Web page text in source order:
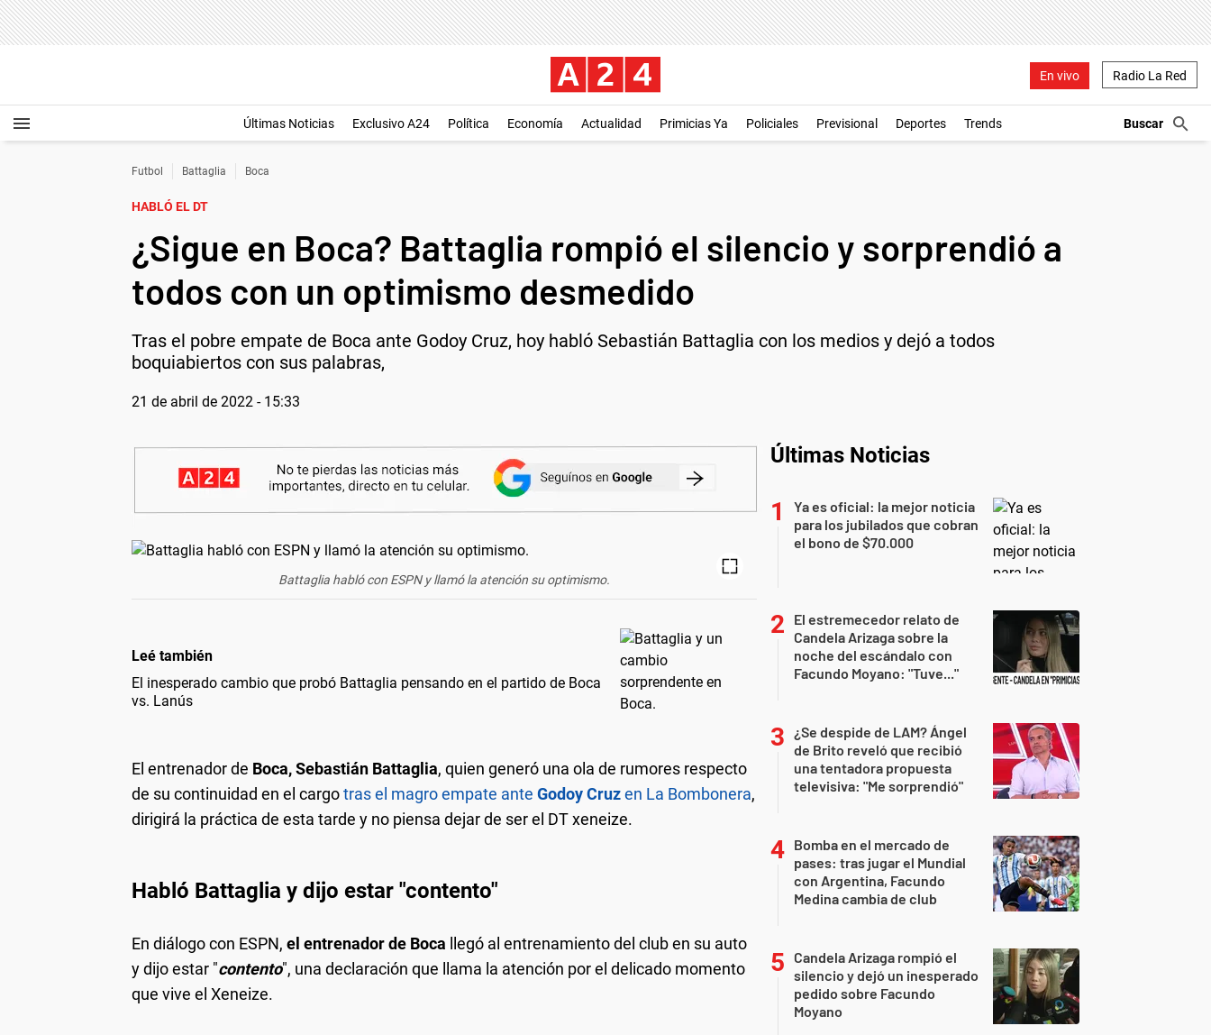
En vivo Radio La Red
Últimas Noticias Exclusivo A24 Política Economía Actualidad Primicias Ya Policiales Previsional Deportes Trends
Futbol Battaglia Boca
HABLÓ EL DT
¿Sigue en Boca? Battaglia rompió el silencio y sorprendió a
todos con un optimismo desmedido
Tras el pobre empate de Boca ante Godoy Cruz, hoy habló Sebastián Battaglia con los medios y dejó a todos
boquiabiertos con sus palabras,
21 de abril de 2022 - 15:33
Battaglia habló con ESPN y llamó la atención su optimismo.
Leé también
El inesperado cambio que probó Battaglia pensando en el partido de Boca
vs. Lanús
El entrenador de Boca, Sebastián Battaglia, quien generó una ola de rumores respecto
de su continuidad en el cargotras el magro empate ante Godoy Cruzen La Bombonera,
dirigirá la práctica de esta tarde y no piensa dejar de ser el DT xeneize.
Habló Battaglia y dijo estar "contento"
En diálogo con ESPN, el entrenador de Boca llegó al entrenamiento del club en su auto
y dijo estar "contento", una declaración que llama la atención por el delicado momento
que vive el Xeneize.
Últimas Noticias
Ya es oficial: la mejor noticia
para los jubilados que cobran
el bono de $70.000
El estremecedor relato de
Candela Arizaga sobre la
noche del escándalo con
Facundo Moyano: "Tuve..."
¿Se despide de LAM? Ángel
de Brito reveló que recibió
una tentadora propuesta
televisiva: "Me sorprendió"
Bomba en el mercado de
pases: tras jugar el Mundial
con Argentina, Facundo
Medina cambia de club
Candela Arizaga rompió el
silencio y dejó un inesperado
pedido sobre Facundo
Moyano